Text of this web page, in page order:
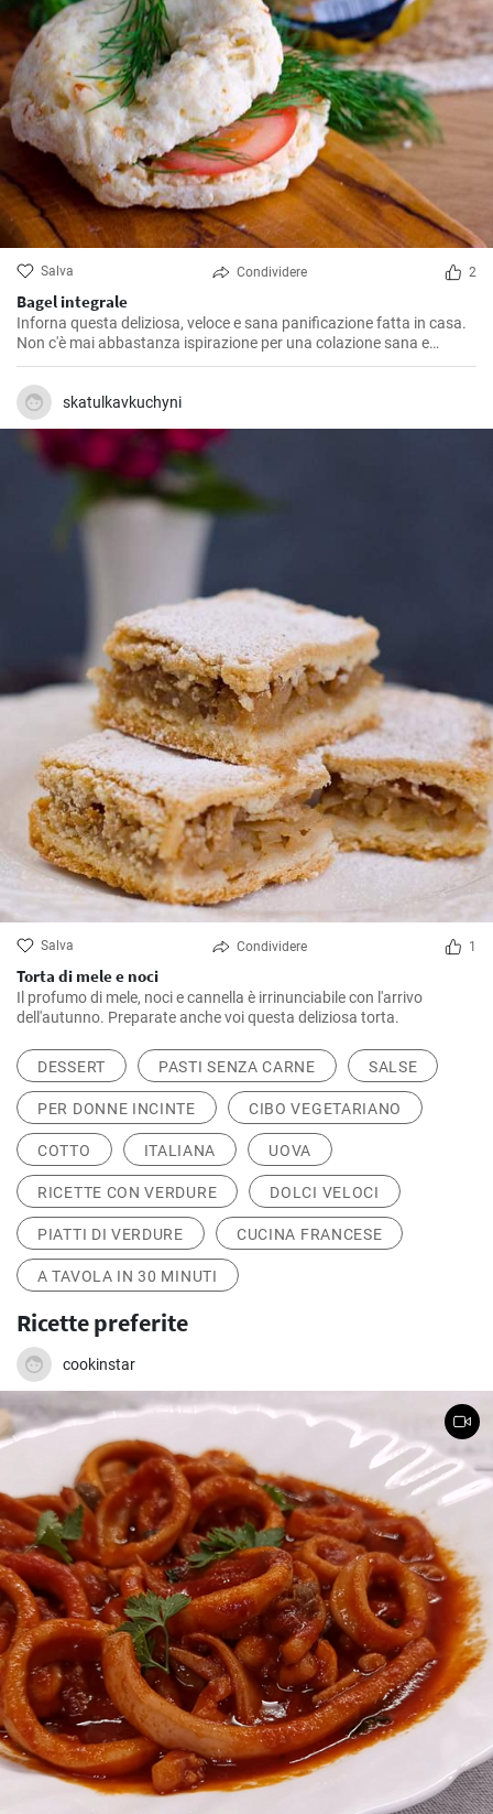
Salva Condividere 2
Bagel integrale
Inforna questa deliziosa, veloce e sana panificazione fatta in casa.
Non c'è mai abbastanza ispirazione per una colazione sana e
gustosa.
skatulkavkuchyni
Salva Condividere 1
Torta di mele e noci
Il profumo di mele, noci e cannella è irrinunciabile con l'arrivo
dell'autunno. Preparate anche voi questa deliziosa torta.
DESSERT PASTI SENZA CARNE SALSE
PER DONNE INCINTE CIBO VEGETARIANO
COTTO ITALIANA UOVA
RICETTE CON VERDURE DOLCI VELOCI
PIATTI DI VERDURE CUCINA FRANCESE
A TAVOLA IN 30 MINUTI
Ricette preferite
cookinstar